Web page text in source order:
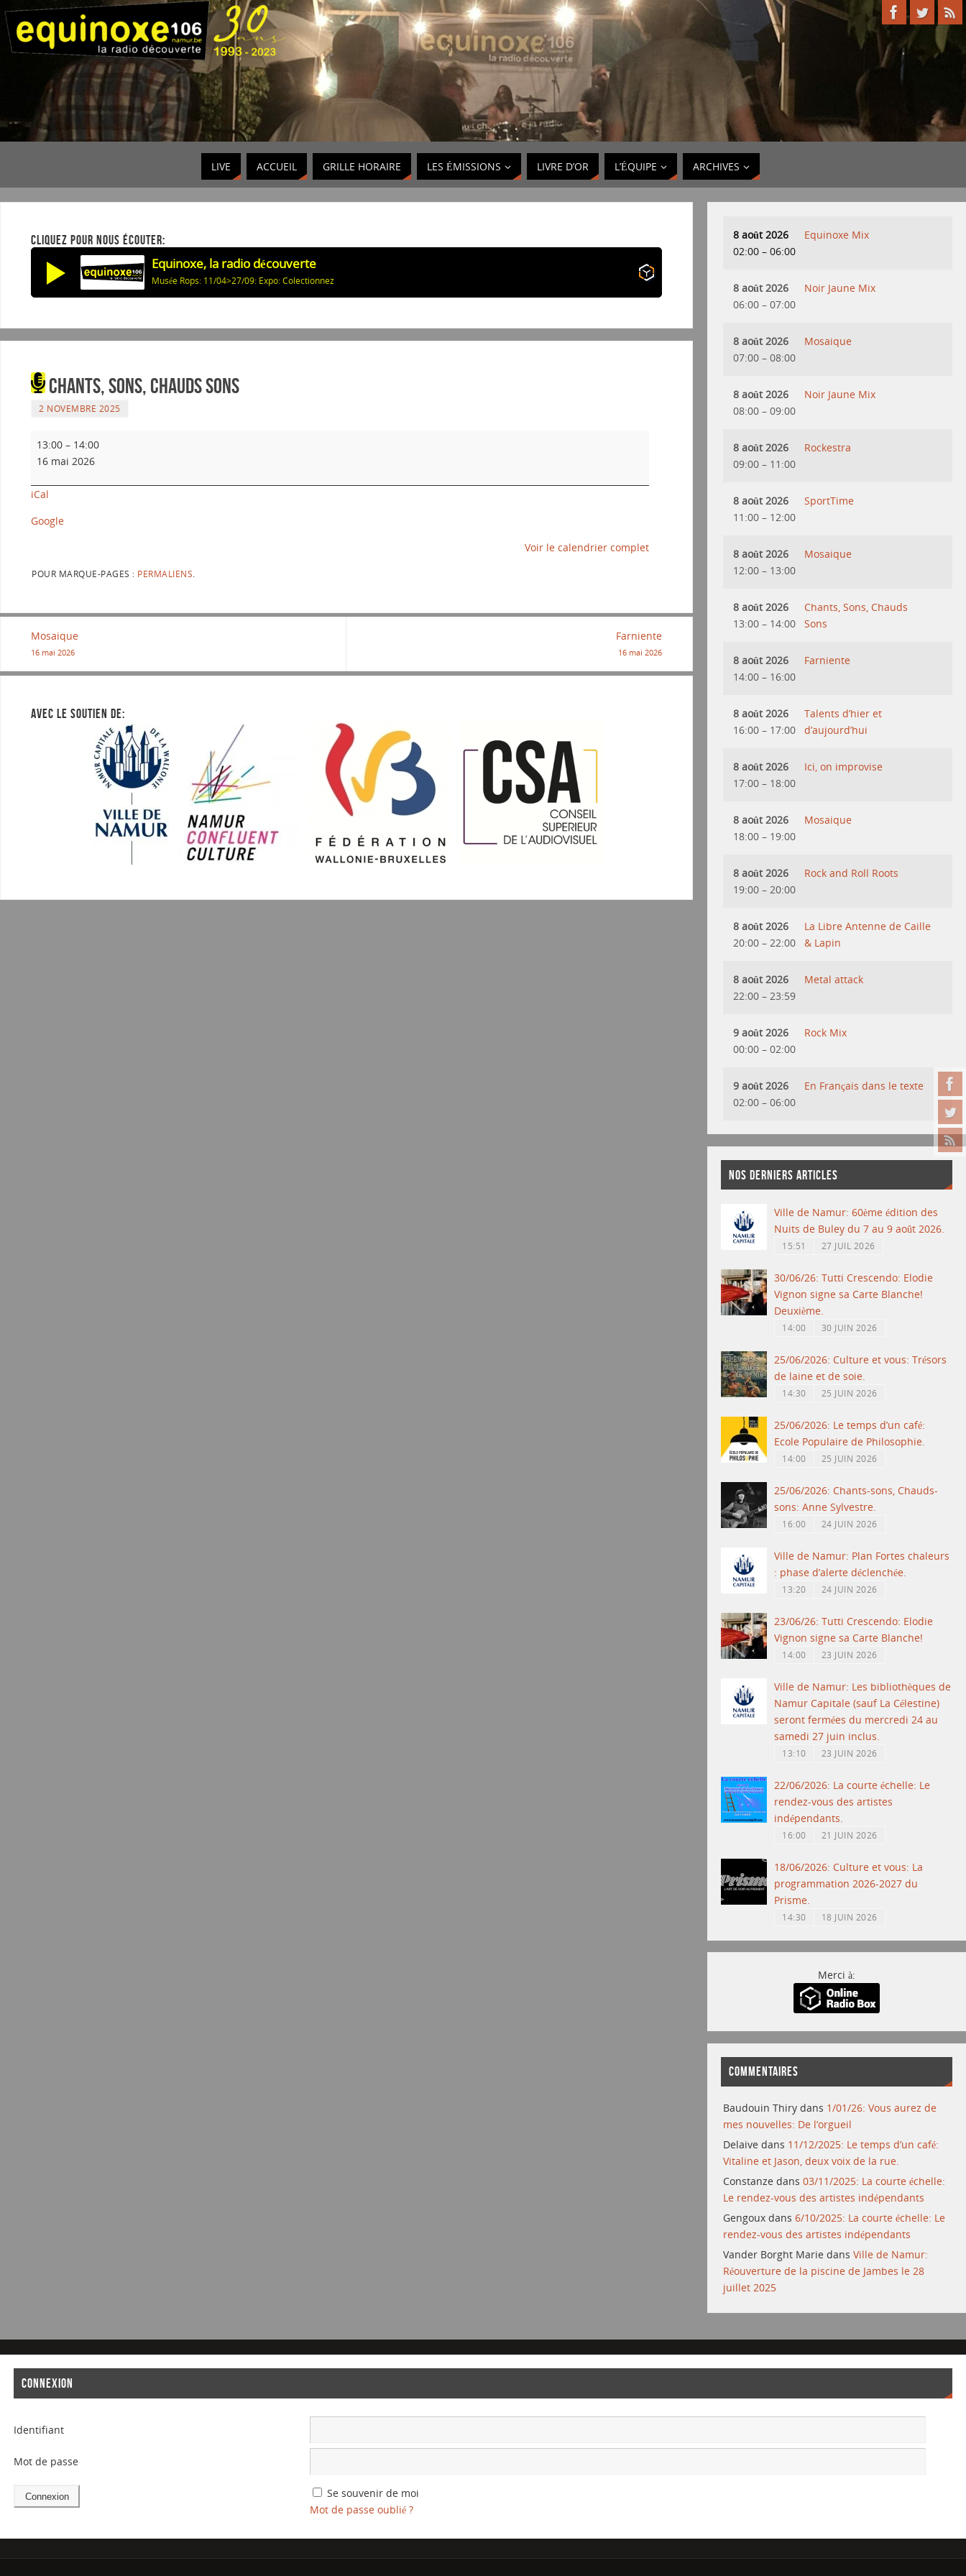
LIVE ACCUEIL GRILLE HORAIRE LES ÉMISSIONS LIVRE D’OR L’ÉQUIPE ARCHIVES
CLIQUEZ POUR NOUS ÉCOUTER:
Equinoxe, la radio découverte
Musée Rops: 11/04>27/09: Expo: Colectionnez
Chants, Sons, Chauds Sons
2 NOVEMBRE 2025
13:00 – 14:00
16 mai 2026
iCal
Google
Voir le calendrier complet
POUR MARQUE-PAGES : PERMALIENS
Mosaique
16 mai 2026
Farniente
16 mai 2026
AVEC LE SOUTIEN DE:
8 août 2026
02:00 – 06:00
Equinoxe Mix
8 août 2026
06:00 – 07:00
Noir Jaune Mix
8 août 2026
07:00 – 08:00
Mosaique
8 août 2026
08:00 – 09:00
Noir Jaune Mix
8 août 2026
09:00 – 11:00
Rockestra
8 août 2026
11:00 – 12:00
SportTime
8 août 2026
12:00 – 13:00
Mosaique
8 août 2026
13:00 – 14:00
Chants, Sons, Chauds
Sons
8 août 2026
14:00 – 16:00
Farniente
8 août 2026
16:00 – 17:00
Talents d’hier et
d’aujourd’hui
8 août 2026
17:00 – 18:00
Ici, on improvise
8 août 2026
18:00 – 19:00
Mosaique
8 août 2026
19:00 – 20:00
Rock and Roll Roots
8 août 2026
20:00 – 22:00
La Libre Antenne de Caille
& Lapin
8 août 2026
22:00 – 23:59
Metal attack
9 août 2026
00:00 – 02:00
Rock Mix
9 août 2026
02:00 – 06:00
En Français dans le texte
NOS DERNIERS ARTICLES
Ville de Namur: 60ème édition des
Nuits de Buley du 7 au 9 août 2026.
15:51 27 JUIL 2026
30/06/26: Tutti Crescendo: Elodie
Vignon signe sa Carte Blanche!
Deuxième.
14:00 30 JUIN 2026
25/06/2026: Culture et vous: Trésors
de laine et de soie.
14:30 25 JUIN 2026
25/06/2026: Le temps d’un café:
Ecole Populaire de Philosophie.
14:00 25 JUIN 2026
25/06/2026: Chants-sons, Chauds-
sons: Anne Sylvestre.
16:00 24 JUIN 2026
Ville de Namur: Plan Fortes chaleurs
: phase d’alerte déclenchée.
13:20 24 JUIN 2026
23/06/26: Tutti Crescendo: Elodie
Vignon signe sa Carte Blanche!
14:00 23 JUIN 2026
Ville de Namur: Les bibliothèques de
Namur Capitale (sauf La Célestine)
seront fermées du mercredi 24 au
samedi 27 juin inclus.
13:10 23 JUIN 2026
22/06/2026: La courte échelle: Le
rendez-vous des artistes
indépendants.
16:00 21 JUIN 2026
18/06/2026: Culture et vous: La
programmation 2026-2027 du
Prisme.
14:30 18 JUIN 2026
Merci à:
COMMENTAIRES
Baudouin Thiry dans 1/01/26: Vous aurez de
mes nouvelles: De l’orgueil
Delaive dans 11/12/2025: Le temps d’un café:
Vitaline et Jason, deux voix de la rue.
Constanze dans03/11/2025: La courte échelle:
Le rendez-vous des artistes indépendants
Gengoux dans6/10/2025: La courte échelle: Le
rendez-vous des artistes indépendants
Vander Borght Marie dansVille de Namur:
Réouverture de la piscine de Jambes le 28
juillet 2025
CONNEXION
Identifiant
Mot de passe
Se souvenir de moi
Mot de passe oublié ?